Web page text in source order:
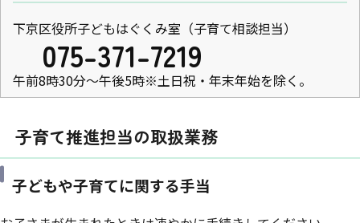
下京区役所子どもはぐくみ室（子育て相談担当）
075-371-7219
午前8時30分～午後5時※土日祝・年末年始を除く。
子育て推進担当の取扱業務
子どもや子育てに関する手当